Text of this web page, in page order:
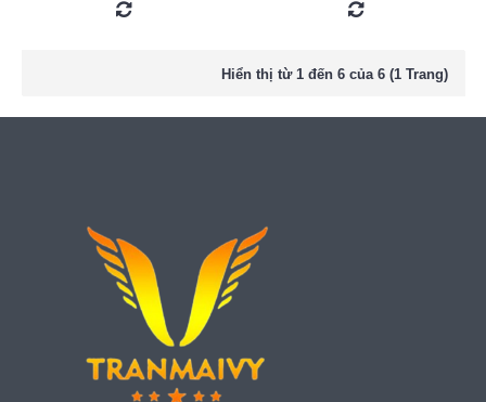
Hiển thị từ 1 đến 6 của 6 (1 Trang)